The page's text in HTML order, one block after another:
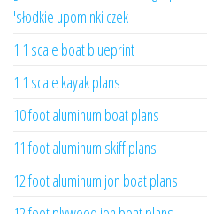
'słodkie upominki czek
1 1 scale boat blueprint
1 1 scale kayak plans
10 foot aluminum boat plans
11 foot aluminum skiff plans
12 foot aluminum jon boat plans